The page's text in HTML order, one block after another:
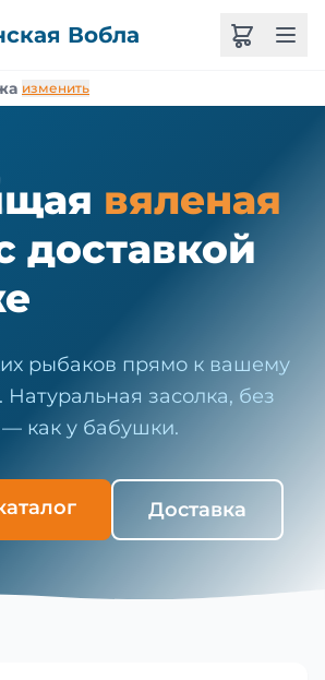
Вобла
изменить
вяленая
доставкой
рыбаков прямо к вашему
Натуральная засолка, без
как у бабушки.
Доставка